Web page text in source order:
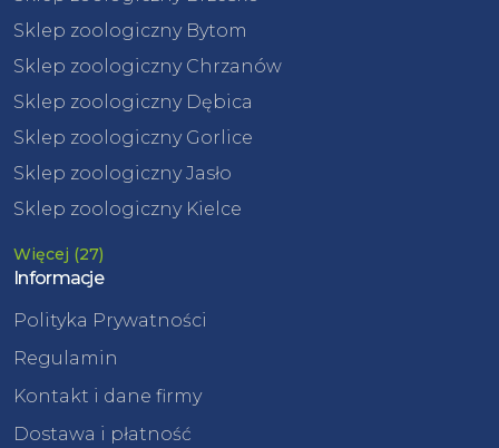
Sklep zoologiczny Bytom
Sklep zoologiczny Chrzanów
Sklep zoologiczny Dębica
Sklep zoologiczny Gorlice
Sklep zoologiczny Jasło
Sklep zoologiczny Kielce
Więcej (27)
Informacje
Polityka Prywatności
Regulamin
Kontakt i dane firmy
Dostawa i płatność